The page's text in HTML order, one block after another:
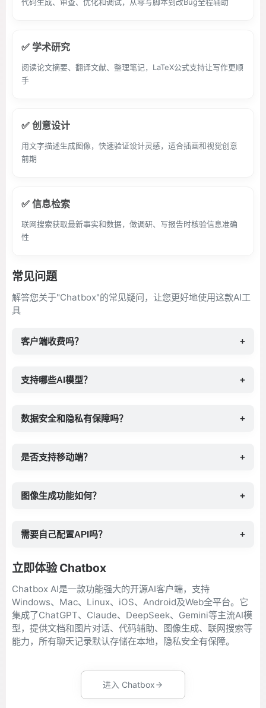
✅ 学术研究
阅读论文摘要、翻译文献、整理笔记，LaTeX公式支持让写作更顺
手
✅ 创意设计
用文字描述生成图像，快速验证设计灵感，适合插画和视觉创意
前期
✅ 信息检索
联网搜索获取最新事实和数据，做调研、写报告时核验信息准确
性
常见问题
解答您关于"Chatbox"的常见疑问，让您更好地使用这款AI工
具
客户端收费吗？ +
支持哪些AI模型？ +
数据安全和隐私有保障吗？ +
是否支持移动端？ +
图像生成功能如何？ +
需要自己配置API吗？ +
立即体验 Chatbox
Chatbox AI是一款功能强大的开源AI客户端，支持
Windows、Mac、Linux、iOS、Android及Web全平台。它
集成了ChatGPT、Claude、DeepSeek、Gemini等主流AI模
型，提供文档和图片对话、代码辅助、图像生成、联网搜索等
能力，所有聊天记录默认存储在本地，隐私安全有保障。
进入 Chatbox